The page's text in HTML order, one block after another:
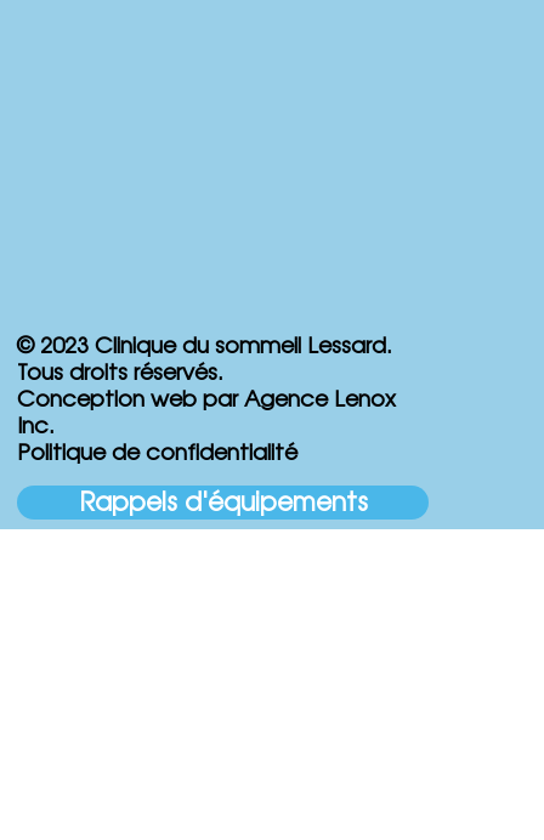
© 2023 Clinique du sommeil Lessard.
Tous droits réservés.
Conception web par Agence Lenox
Inc.
Politique de confidentialité
Rappels d'équipements